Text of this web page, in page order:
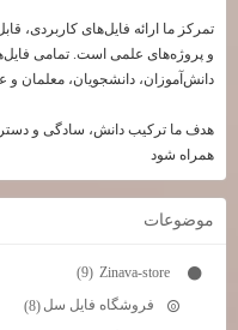
تمرکز ما ارائه فایل‌های کاربردی،
و پروژه‌های علمی است. تمامی
دانش‌آموزان، دانشجویان، معلمان و
هدف ما ترکیب دانش، سادگی و
همراه شود
موضوعات
(9)
فروشگاه فایل سل (8)